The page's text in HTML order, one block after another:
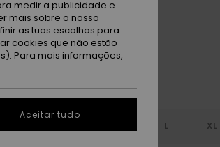
CorFallen Rock
L XL
medir a publicidade e
mais sobre o nosso
as tuas escolhas para
cookies que não estão
Para mais informações,
Aceitar tudo